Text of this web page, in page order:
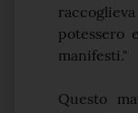
potessero
manifesti."
Questo